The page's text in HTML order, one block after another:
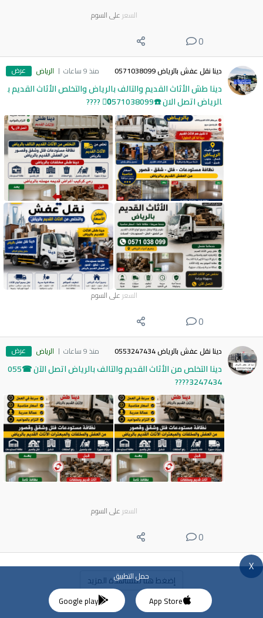
السعر على السوم
0
دينا نقل عفش بالرياض 0571038099 منذ 9 ساعات الرياض عرض
دينا طش الأثاث القديم والتالف بالرياض والتخلص الأثاث القديم ب
الرياض اتصل الان ☎️0َ571038099 ????
السعر على السوم
0
دينا نقل عفش بالرياض 0553247434 منذ 9 ساعات الرياض عرض
دينا التخلص من الأثاث القديم والتالف بالرياض اتصل الآن ☎055
3247434????
السعر على السوم
0
إضغط هنا لمشاهدة المزيد
X
حمل التطبيق
App Store
Google play